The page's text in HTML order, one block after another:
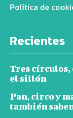
Política de
Recientes
Tres círculos,
el sillón
Pan, circo y
también